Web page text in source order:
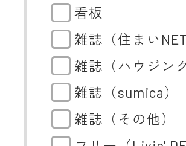
看板
雑誌（住まい
雑誌（ハウジン
雑誌（sumica）
雑誌（その他）